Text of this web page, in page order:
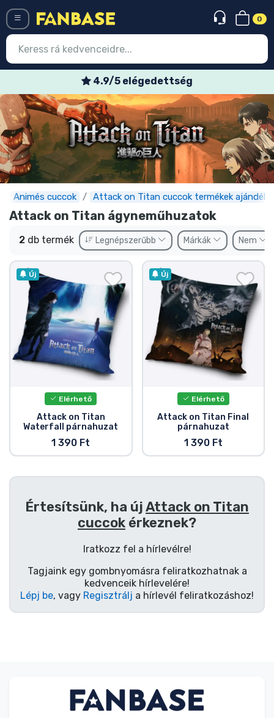
0
4.9/5 elégedettség
Animés cuccok Attack on Titan cuccok termékek
Attack on Titan ágyneműhuzatok
2 db termék Legnépszerűbb Márkák Nem
Új
Elérhető
Attack on Titan
Waterfall párnahuzat
1 390 Ft
Új
Elérhető
Attack on Titan Final
párnahuzat
1 390 Ft
Értesítsünk, ha újAttack on Titan
cuccok érkeznek?
Iratkozz fel a hírlevélre!
Tagjaink egy gombnyomásra feliratkozhatnak a
kedvenceik hírlevelére!
Lépj be, vagy Regisztrálj a hírlevél feliratkozáshoz!
Belépés Regisztráció
Legújabb cuccok
Akciós ajánlatok
Express szállítás
Előrendelhető cuccok
Outlet cuccok
Ajándékkártya
Szállítás és fizetés
Sorozatos cuccok
Filmes cuccok
Mesés cuccok
Animés cuccok
Gamer cuccok
Sportos cuccok
Zenés cuccok
Terméktípusok